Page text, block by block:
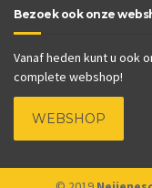
Bezoek ook onze
Vanaf heden kunt u ook
complete webshop!
WEBSHOP